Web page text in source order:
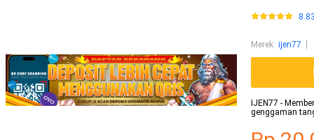
Merek: ijen77
IJEN77 -
genggaman